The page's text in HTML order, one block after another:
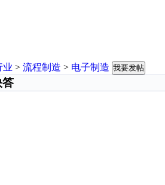
业 > 流程制造 > 电子制造 我要发帖
答